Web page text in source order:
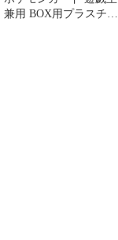
兼用 BOX用プラスチッ